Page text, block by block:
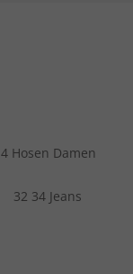
Hosen Damen
32 34 Jeans